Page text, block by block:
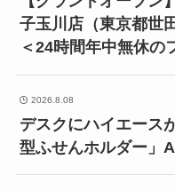
子玉川店（東京都世
＜24時間年中無休の
2026.8.08
デスクにハイエース
型ふせんホルダー」